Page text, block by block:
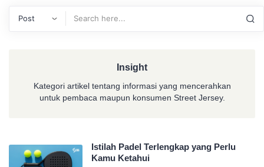
Insight
Kategori artikel tentang informasi yang mencerahkan
untuk pembaca maupun konsumen Street Jersey.
Istilah Padel Terlengkap yang Perlu
Kamu Ketahui